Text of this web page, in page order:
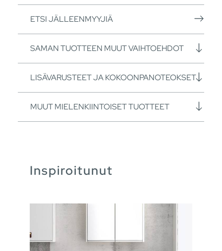
ETSI JÄLLEENMYYJIÄ
SAMAN TUOTTEEN MUUT VAIHTOEHDOT
LISÄVARUSTEET JA KOKOONPANOTEOKSET
MUUT MIELENKIINTOISET TUOTTEET
Inspiroitunut